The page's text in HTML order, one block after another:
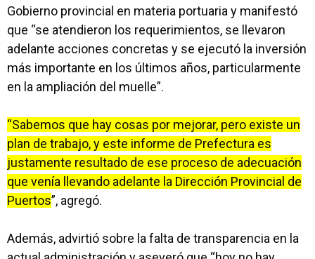
Gobierno provincial en materia portuaria y manifestó
que “se atendieron los requerimientos, se llevaron
adelante acciones concretas y se ejecutó la inversión
más importante en los últimos años, particularmente
en la ampliación del muelle”.
“Sabemos que hay cosas por mejorar, pero existe un
plan de trabajo, y este informe de Prefectura es
justamente resultado de ese proceso de adecuación
que venía llevando adelante la Dirección Provincial de
Puertos”, agregó.
Además, advirtió sobre la falta de transparencia en la